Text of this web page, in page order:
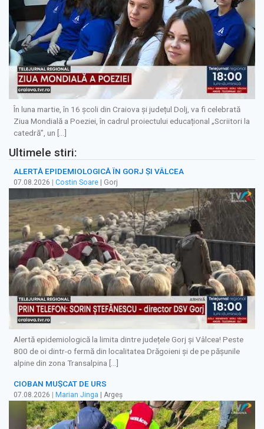
În luna martie, în 16 școli din Craiova și județul Dolj, va fi celebrată
Ziua Mondială a Poeziei, în cadrul proiectului educațional „Scriitori la
catedră”, un […]
Ultimele stiri:
ALERTĂ EPIDEMIOLOGICĂ ÎN GORJ ȘI VÂLCEA
07.08.2026 Costin Soare | Gorj
Alertă epidemiologică la limita dintre județele Gorj și Vâlcea! Peste
800 de oi dintr-o fermă din localitatea Drăgoieni și de pe pășunile
alpine din zona Transalpina […]
CIOBAN MUȘCAT DE URS
07.08.2026 | Marian Jinga | Argeș